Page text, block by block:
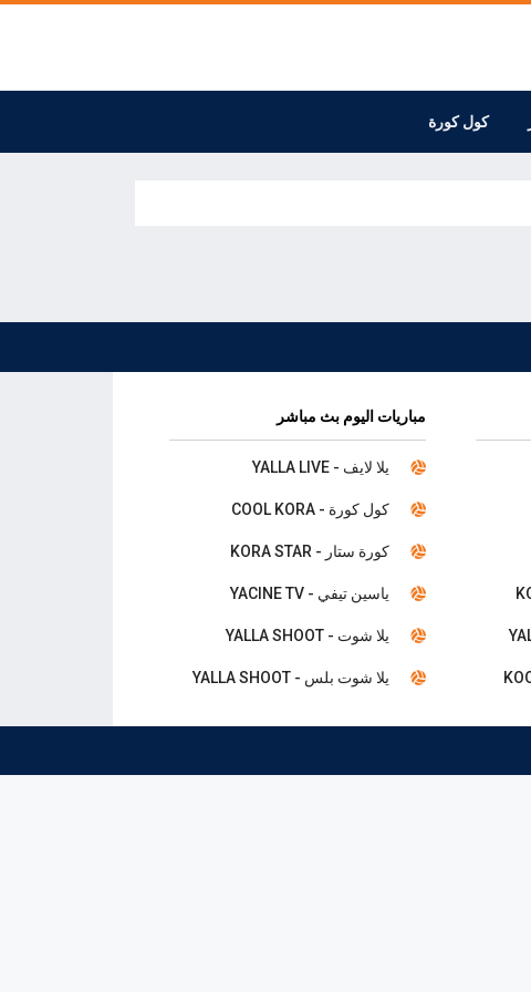
كول كورة
مباريات اليوم بث مباشر
يلا لايف - YALLA LIVE
كول كورة - COOL KORA
كورة ستار - KORA STAR
ياسين تيفي - YACINE TV
يلا شوت - YALLA SHOOT
يلا شوت بلس - YALLA SHOOT